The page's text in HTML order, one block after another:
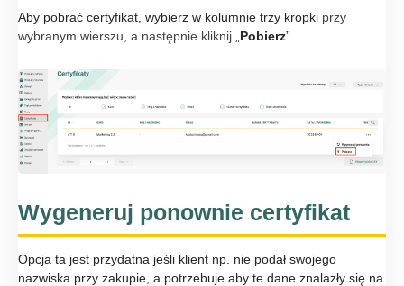
Aby pobrać certyfikat, wybierz w kolumnie trzy kropki przy
wybranym wierszu, a następnie kliknij
Pobierz”.
Wygeneruj ponownie certyfikat
Opcja ta jest przydatna jeśli klient np. nie podał swojego
nazwiska przy zakupie, a potrzebuje aby te dane znalazły się na